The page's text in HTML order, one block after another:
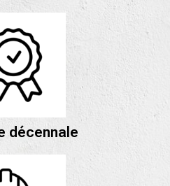
décennale